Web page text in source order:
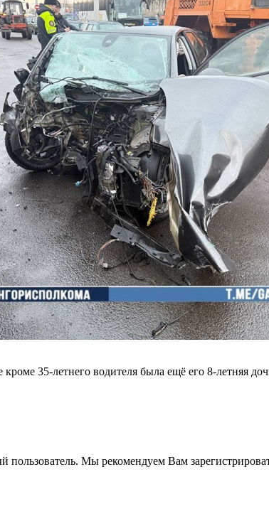
35-летнего водителя была ещё его 8-летняя
Мы рекомендуем Вам